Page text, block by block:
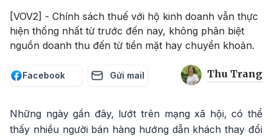
[VOV2] - Chính sách thuế với hộ kinh doanh vẫn thực
hiện thống nhất từ trước đến nay, không phân biệt
nguồn doanh thu đến từ tiền mặt hay chuyển khoản.
Facebook Gửi mail Thu Trang
Những ngày gần đây, lướt trên mạng xã hội, có thể
thấy nhiều người bán hàng hướng dẫn khách thay đổi